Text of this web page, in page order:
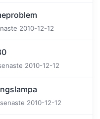
2010-12-12
2010-12-12
2010-12-12